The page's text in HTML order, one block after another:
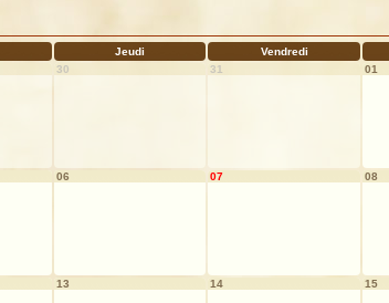
Jeudi Vendredi
30 31 01
06 07 08
13 14 15